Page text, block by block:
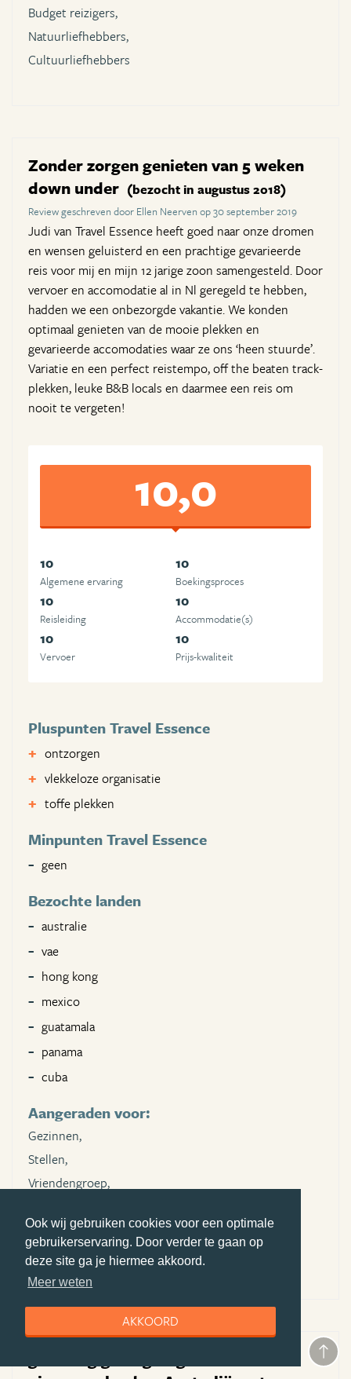
Ook wij gebruiken cookies voor een optimale
gebruikerservaring. Door verder te gaan op
deze site ga je hiermee akkoord.
Meer weten
AKKOORD
Budget reizigers,
Natuurliefhebbers,
Cultuurliefhebbers
Zonder zorgen genieten van 5 weken
down under (bezocht in augustus 2018)
Review geschreven door Ellen Neerven op 30 september 2019
Judi van Travel Essence heeft goed naar onze dromen
en wensen geluisterd en een prachtige gevarieerde
reis voor mij en mijn 12 jarige zoon samengesteld. Door
vervoer en accomodatie al in Nl geregeld te hebben,
hadden we een onbezorgde vakantie. We konden
optimaal genieten van de mooie plekken en
gevarieerde accomodaties waar ze ons ‘heen stuurde’.
Variatie en een perfect reistempo, off the beaten track-
plekken, leuke B&B locals en daarmee een reis om
nooit te vergeten!
10,0
10
Algemene ervaring
10
Boekingsproces
10
Reisleiding
10
Accommodatie(s)
10
Vervoer
10
Prijs-kwaliteit
Pluspunten Travel Essence
ontzorgen
vlekkeloze organisatie
toffe plekken
Minpunten Travel Essence
geen
Bezochte landen
australie
vae
hong kong
mexico
guatamala
panama
cuba
Aangeraden voor:
Gezinnen,
Stellen,
Vriendengroep,
Natuurliefhebbers,
Cultuurliefhebbers